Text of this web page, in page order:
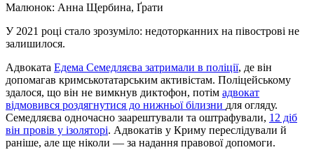
Малюнок: Анна Щербина, Ґрати
У 2021 році стало зрозуміло: недоторканних на півострові не
залишилося.
Адвоката Едема Семедляєва затримали в поліції, де він
допомагав кримськотатарським активістам. Поліцейському
здалося, що він не вимкнув диктофон, потім адвокат
відмовився роздягнутися до нижньоїбілизни для огляду.
Семедляєва одночасно заарештували та оштрафували, 12 діб
він провів у ізоляторі. Адвокатів у Криму переслідували й
раніше, але ще ніколи — за надання правової допомоги.